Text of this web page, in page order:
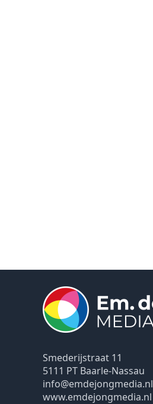
Smederijstraat 11
5111 PT Baarle-Nassau
info@emdejongmedia.nl
www.emdejongmedia.nl